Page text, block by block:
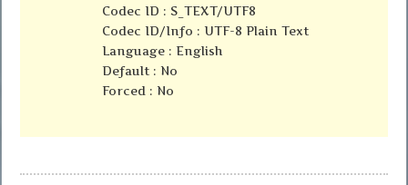
Codec ID : S_TEXT/UTF8
Codec ID/Info : UTF-8 Plain Text
Language : English
Default : No
Forced : No